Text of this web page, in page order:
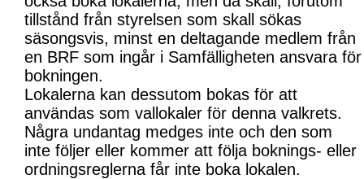
tillstånd från styrelsen som skall sökas
säsongsvis, minst en deltagande medlem från
en BRF som ingår i Samfälligheten ansvara för
bokningen.
Lokalerna kan dessutom bokas för att
användas som vallokaler för denna valkrets.
Några undantag medges inte och den som
inte följer eller kommer att följa boknings- eller
ordningsreglerna får inte boka lokalen.